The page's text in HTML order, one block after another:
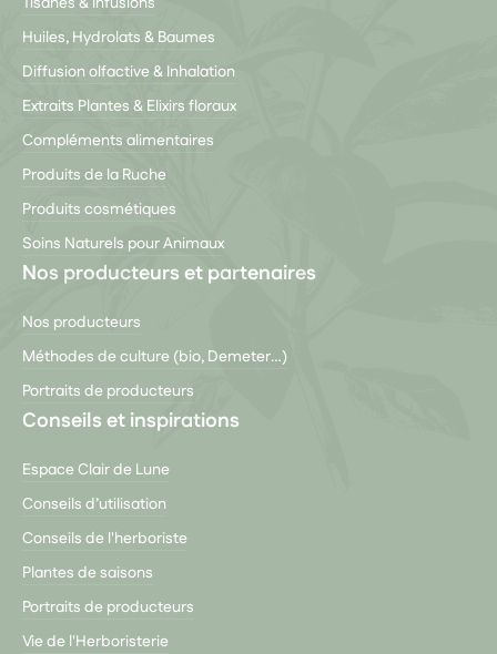
Huiles, Hydrolats & Baumes
Diffusion olfactive & Inhalation
Extraits Plantes & Elixirs floraux
Compléments alimentaires
Produits de la Ruche
Produits cosmétiques
Soins Naturels pour Animaux
Nos producteurs et partenaires
Nos producteurs
Méthodes de culture (bio, Demeter…)
Portraits de producteurs
Conseils et inspirations
Espace Clair de Lune
Conseils d’utilisation
Conseils de l'herboriste
Plantes de saisons
Portraits de producteurs
Vie de l'Herboristerie